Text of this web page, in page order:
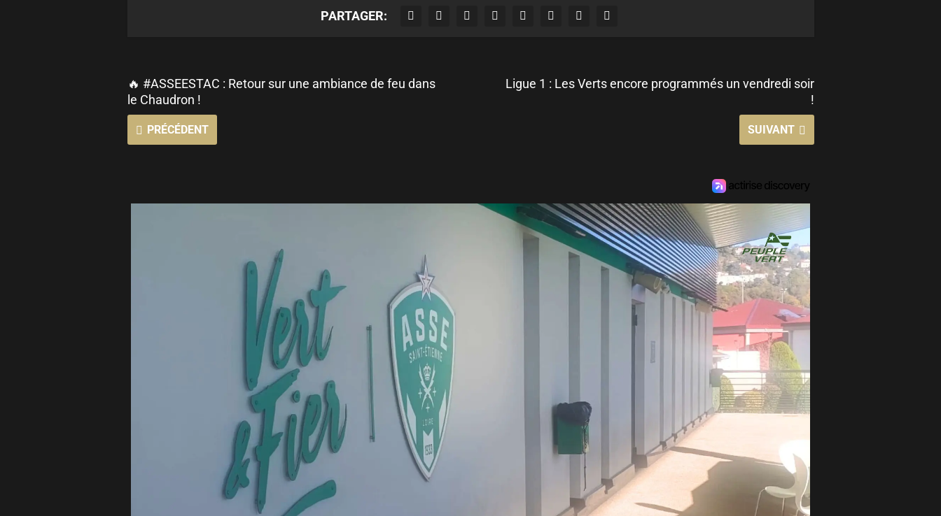
PARTAGER:
🔥 #ASSEESTAC : Retour sur une ambiance de feu dans
le Chaudron !
PRÉCÉDENT
Ligue 1 : Les Verts encore programmés un vendredi soir
!
SUIVANT